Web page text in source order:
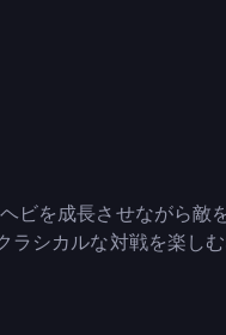
ビを成長させながら敵
シカルな対戦を楽しむ